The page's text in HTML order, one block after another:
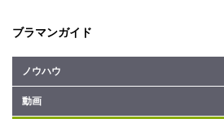
ブラマンガイド
ノウハウ
動画